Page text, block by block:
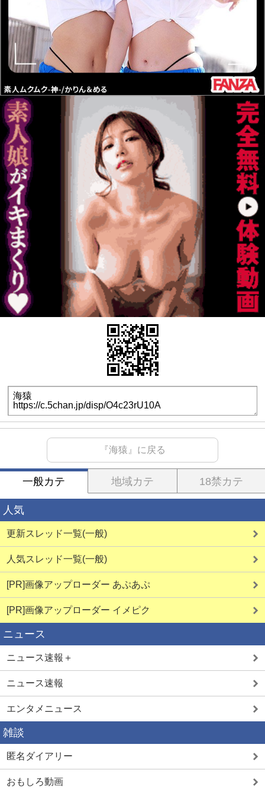
『海猿』に戻る
一般カテ 地域カテ 18禁カテ
人気
更新スレッド一覧(一般)
人気スレッド一覧(一般)
[PR]画像アップローダー あぷあぷ
[PR]画像アップローダー イメピク
ニュース
ニュース速報＋
ニュース速報
エンタメニュース
雑談
匿名ダイアリー
おもしろ動画